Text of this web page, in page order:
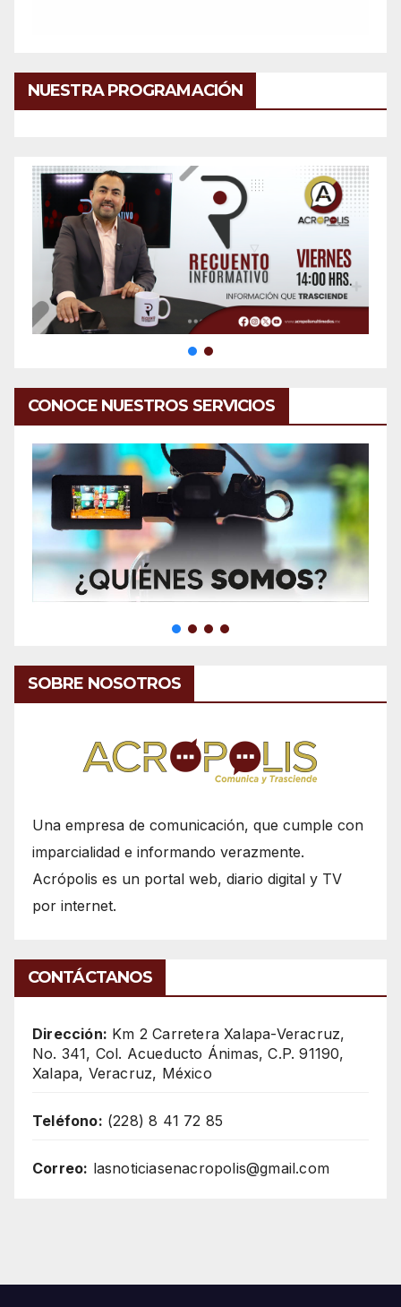
NUESTRA PROGRAMACIÓN
CONOCE NUESTROS SERVICIOS
SOBRE NOSOTROS
Una empresa de comunicación, que cumple con
imparcialidad e informando verazmente.
Acrópolis es un portal web, diario digital y TV
por internet.
CONTÁCTANOS
Dirección: Km 2 Carretera Xalapa-Veracruz,
No. 341, Col. Acueducto Ánimas, C.P. 91190,
Xalapa, Veracruz, México
Teléfono: (228) 8 41 72 85
Correo: lasnoticiasenacropolis@gmail.com